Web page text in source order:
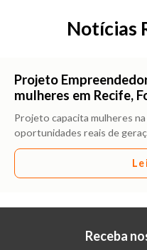
Notícias
Projeto
mulheres em Recife,
Projeto capacita mulheres na
oportunidades reais de
Receba